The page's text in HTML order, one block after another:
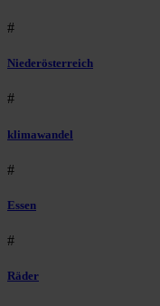
#
Niederösterreich
#
klimawandel
#
Essen
#
Räder